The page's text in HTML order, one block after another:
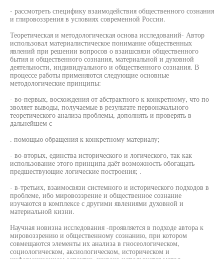
- рассмотреть специфику взаимодействия общественного сознания
и глировоззрения в условиях современной России.
Теоретическая и методологическая основа исследований- Автор
использовал материалистическое понимание общественных
явлений при решении вопросов о взаишсвязи общественного
бытия и общественного сознания, материальной и духовной
деятельности, индивидуального и общественного сознания. В
процессе работы применяются следующие основные
методологические принципы:
- во-первых, восхождения от абстрактного к конкретному, что по
зволяет выводы, получаемые в результате первоначального
теоретического анализа проблемы, дополнять и проверять в
дальнейшем с
. помощью обращения к конкретному материалу;
- во-вторых, единства исторического и логического, так как
использование этого принципа даёт возможность обогащать
предшествующие логические построения; .
- в-третьих, взаимосвязи системного и исторического подходов в
проблеме, ибо мировоззрение и общественное сознание
изучаются в комплексе с другими явлениями духовной и
материальной кизни.
Научная новизна исследования -проявляется в подходе автора к
мировоззрению и общественному сознанию, при котором
совмещаются элементы их анализа в гносеологическом,
социологическом, аксиологическом, историческом и